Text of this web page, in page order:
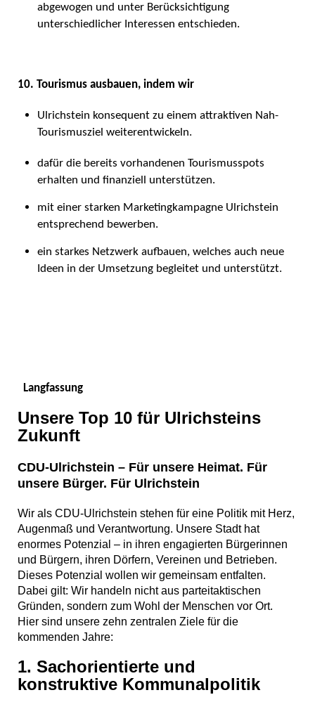
abgewogen und unter Berücksichtigung
unterschiedlicher Interessen entschieden.
10. Tourismus ausbauen, indem wir
Ulrichstein konsequent zu einem attraktiven Nah-
Tourismusziel weiterentwickeln.
dafür die bereits vorhandenen Tourismusspots
erhalten und finanziell unterstützen.
mit einer starken Marketingkampagne Ulrichstein
entsprechend bewerben.
ein starkes Netzwerk aufbauen, welches auch neue
Ideen in der Umsetzung begleitet und unterstützt.
Langfassung
Unsere Top 10 für Ulrichsteins
Zukunft
CDU-Ulrichstein – Für unsere Heimat. Für
unsere Bürger. Für Ulrichstein
Wir als CDU-Ulrichstein stehen für eine Politik mit Herz,
Augenmaß und Verantwortung. Unsere Stadt hat
enormes Potenzial – in ihren engagierten Bürgerinnen
und Bürgern, ihren Dörfern, Vereinen und Betrieben.
Dieses Potenzial wollen wir gemeinsam entfalten.
Dabei gilt: Wir handeln nicht aus parteitaktischen
Gründen, sondern zum Wohl der Menschen vor Ort.
Hier sind unsere zehn zentralen Ziele für die
kommenden Jahre:
1. Sachorientierte und
konstruktive Kommunalpolitik